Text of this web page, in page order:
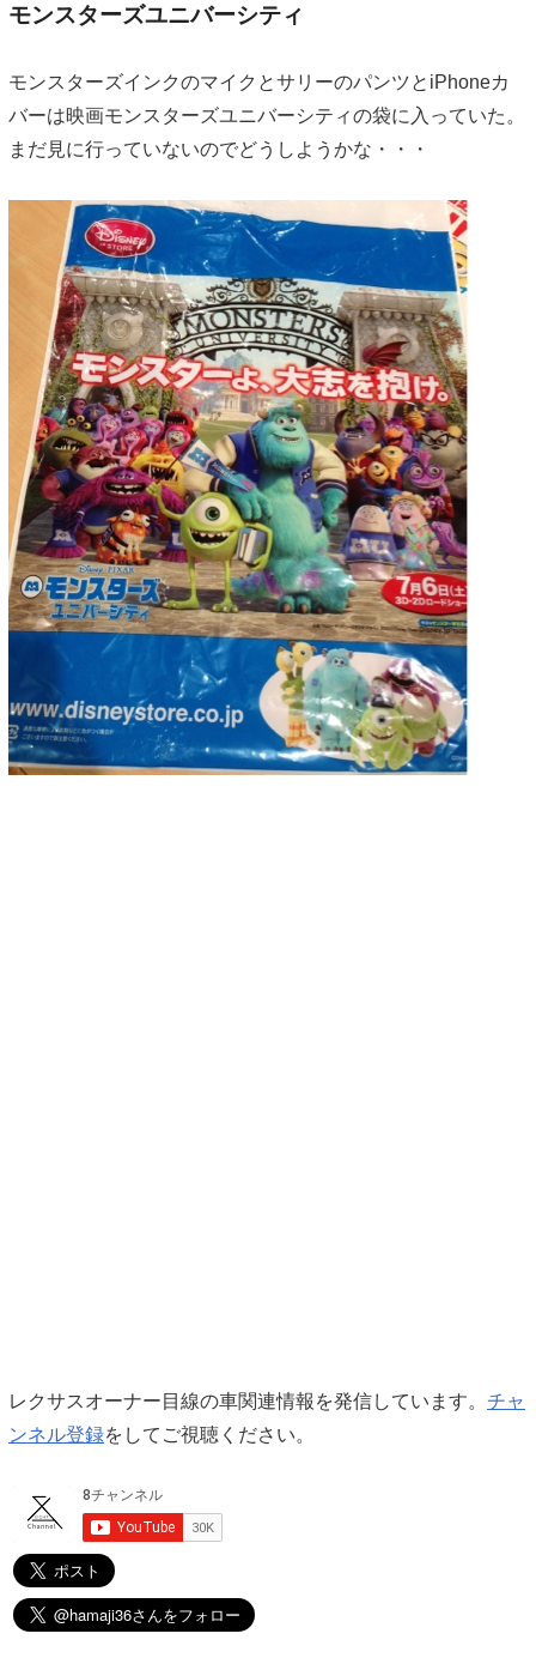
モンスターズユニバーシティ
モンスターズインクのマイクとサリーのパンツとiPhoneカ
バーは映画モンスターズユニバーシティの袋に入っていた。
まだ見に行っていないのでどうしようかな・・・
レクサスオーナー目線の車関連情報を発信しています。 チャ
ンネル登録をしてご視聴ください。